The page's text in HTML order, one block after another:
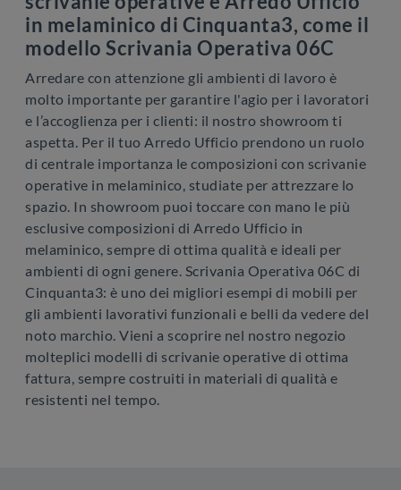
in melaminico di Cinquanta3, come il
modello Scrivania Operativa 06C
Arredare con attenzione gli ambienti di lavoro è
molto importante per garantire l'agio per i lavoratori
e l’accoglienza per i clienti: il nostro showroom ti
aspetta. Per il tuo Arredo Ufficio prendono un ruolo
di centrale importanza le composizioni con scrivanie
operative in melaminico, studiate per attrezzare lo
spazio. In showroom puoi toccare con mano le più
esclusive composizioni di Arredo Ufficio in
melaminico, sempre di ottima qualità e ideali per
ambienti di ogni genere. Scrivania Operativa 06C di
Cinquanta3: è uno dei migliori esempi di mobili per
gli ambienti lavorativi funzionali e belli da vedere del
noto marchio. Vieni a scoprire nel nostro negozio
molteplici modelli di scrivanie operative di ottima
fattura, sempre costruiti in materiali di qualità e
resistenti nel tempo.